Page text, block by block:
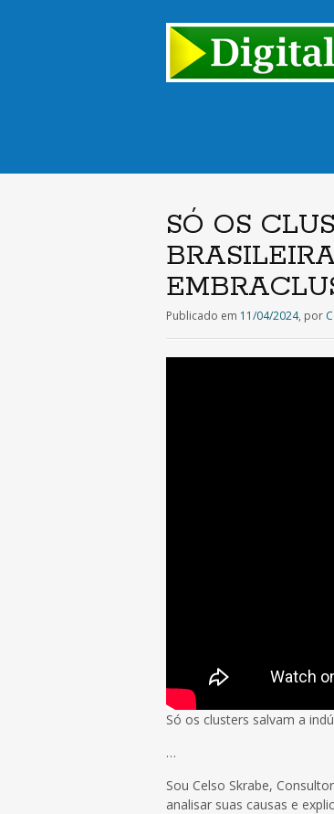
SÓ OS
Publicado em 11/04/2024, por
Só os clusters salvam a
…
Sou Celso Skrabe,
analisar suas causas e